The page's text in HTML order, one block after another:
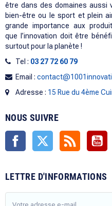
être dans des domaines aussi
bien-être ou le sport et plein
grande importance aux
que l’innovation doit être
surtout pour la planète !
Tel : 03 27 72 60 79
Email :
Adresse : 15 Rue du 4ème
NOUS SUIVRE
Facebook Twitter Rss
LETTRE D'INFORMATIONS